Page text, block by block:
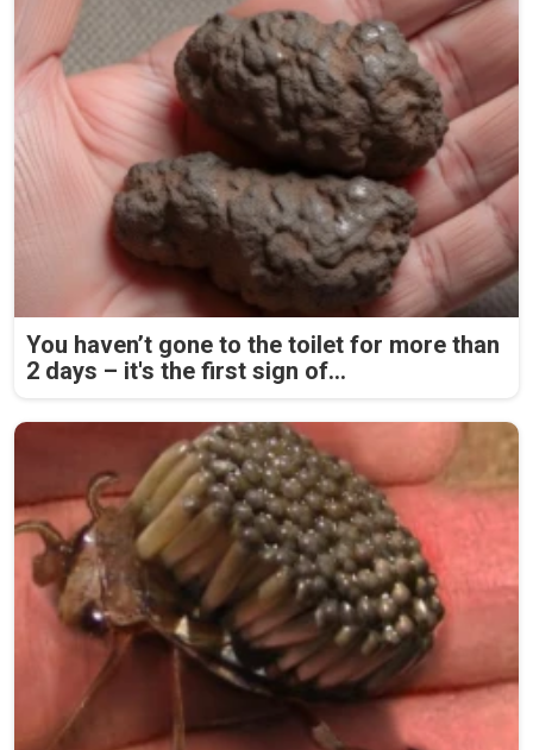
You haven’t gone to the toilet for more than
2 days – it's the first sign of...